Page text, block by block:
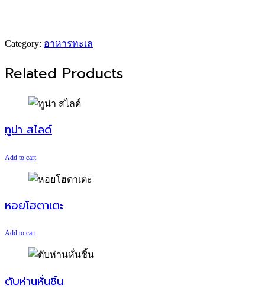
Category: อาหารทะเล
Related Products
ทูน่า สไลด์
Add to cart
หอยโฮตาเตะ
Add to cart
ตับห่านหั่นชิ้น